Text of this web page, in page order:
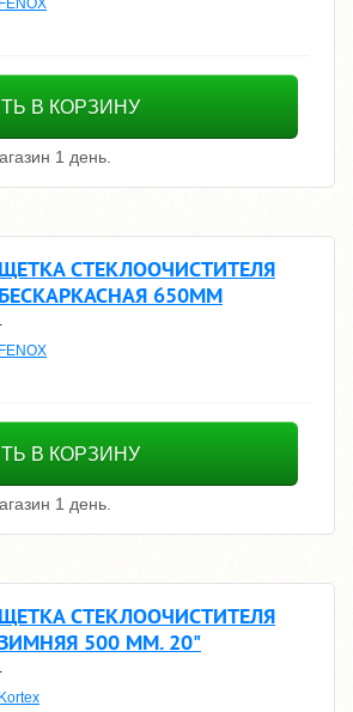
FENOX
В КОРЗИНУ
1 день.
ЩЕТКА СТЕКЛООЧИСТИТЕЛЯ
БЕСКАРКАСНАЯ 650ММ
FENOX
В КОРЗИНУ
1 день.
ЩЕТКА СТЕКЛООЧИСТИТЕЛЯ
500 ММ. 20"
Kortex